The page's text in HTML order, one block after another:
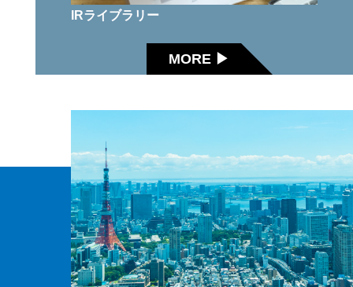
IRライブラリー
MORE ▶